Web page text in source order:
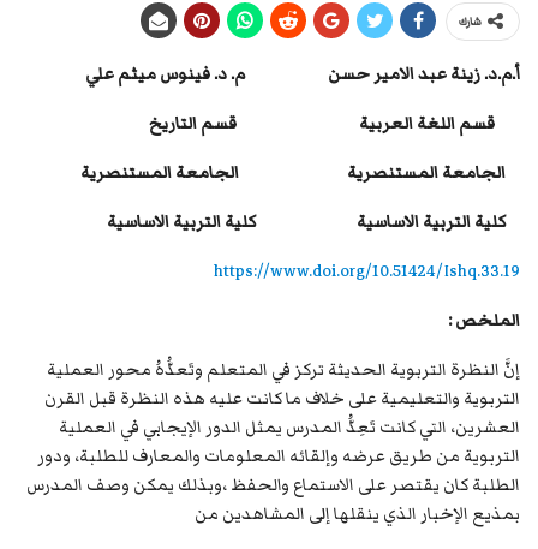
شارك
أ.م.د. زينة عبد الامير حسن م. د. فينوس ميثم علي
قسم اللغة العربية قسم التاريخ
الجامعة المستنصرية الجامعة المستنصرية
كلية التربية الاساسية كلية التربية الاساسية
https://www.doi.org/10.51424/Ishq.33.19
الملخص :
إنَّ النظرة التربوية الحديثة تركز في المتعلم وتَعدُّهُ محور العملية
التربوية والتعليمية على خلاف ما كانت عليه هذه النظرة قبل القرن
العشرين، التي كانت تَعِدُّ المدرس يمثل الدور الإيجابي في العملية
التربوية من طريق عرضه وإلقائه المعلومات والمعارف للطلبة، ودور
الطلبة كان يقتصر على الاستماع والحفظ ،وبذلك يمكن وصف المدرس
بمذيع الإخبار الذي ينقلها إلى المشاهدين من